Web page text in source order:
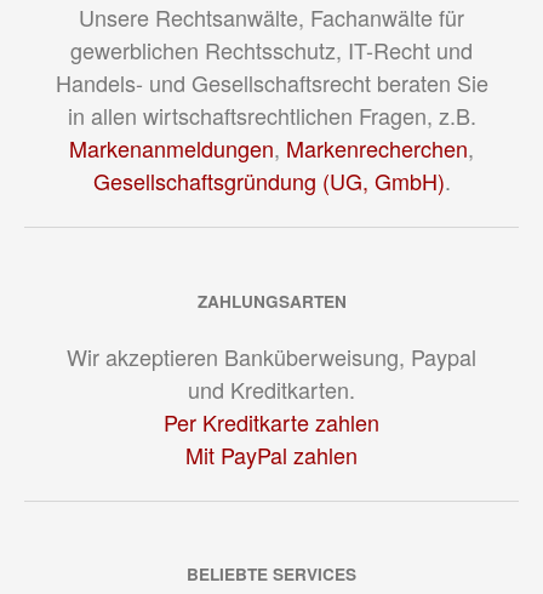
Unsere Rechtsanwälte, Fachanwälte für
gewerblichen Rechtsschutz, IT-Recht und
Handels- und Gesellschaftsrecht beraten Sie
in allen wirtschaftsrechtlichen Fragen, z.B.
Markenanmeldungen, Markenrecherchen,
Gesellschaftsgründung (UG, GmbH).
ZAHLUNGSARTEN
Wir akzeptieren Banküberweisung, Paypal
und Kreditkarten.
Per Kreditkarte zahlen
Mit PayPal zahlen
BELIEBTE SERVICES